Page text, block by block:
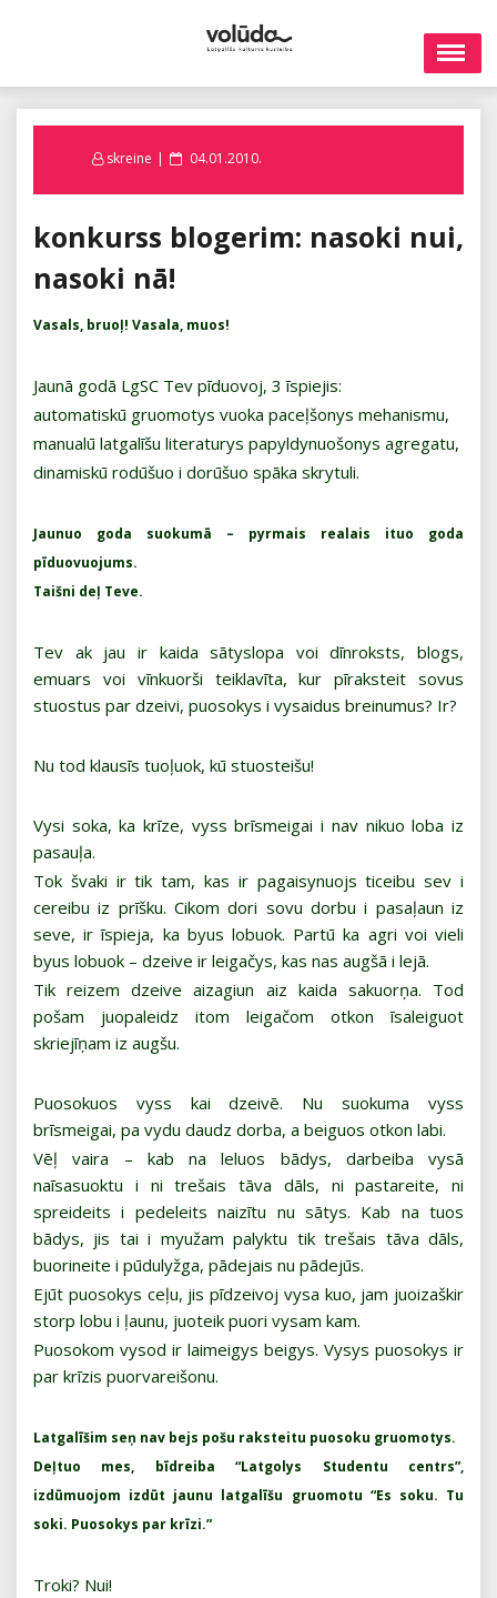
skreine
Posted
04.01.2010.
konkurss blogerim: nasoki nui,
nasoki nā!
Vasals, bruoļ! Vasala, muos!
Jaunā godā LgSC Tev pīduovoj, 3 īspiejis:
automatiskū gruomotys vuoka paceļšonys mehanismu,
manualū latgalīšu literaturys papyldynuošonys agregatu,
dinamiskū rodūšuo i dorūšuo spāka skrytuli.
Jaunuo goda suokumā – pyrmais realais ituo goda
pīduovuojums.
Taišni deļ Teve.
Tev ak jau ir kaida sātyslopa voi dīnroksts, blogs,
emuars voi vīnkuorši teiklavīta, kur pīraksteit sovus
stuostus par dzeivi, puosokys i vysaidus breinumus? Ir?
Nu tod klausīs tuoļuok, kū stuosteišu!
Vysi soka, ka krīze, vyss brīsmeigai i nav nikuo loba iz
pasauļa.
Tok švaki ir tik tam, kas ir pagaisynuojs ticeibu sev i
cereibu iz prīšku. Cikom dori sovu dorbu i pasaļaun iz
seve, ir īspieja, ka byus lobuok. Partū ka agri voi vieli
byus lobuok – dzeive ir leigačys, kas nas augšā i lejā.
Tik reizem dzeive aizagiun aiz kaida sakuorņa. Tod
pošam juopaleidz itom leigačom otkon īsaleiguot
skriejīņam iz augšu.
Puosokuos vyss kai dzeivē. Nu suokuma vyss
brīsmeigai, pa vydu daudz dorba, a beiguos otkon labi.
Vēļ vaira – kab na leluos bādys, darbeiba vysā
naīsasuoktu i ni trešais tāva dāls, ni pastareite, ni
spreideits i pedeleits naizītu nu sātys. Kab na tuos
bādys, jis tai i myužam palyktu tik trešais tāva dāls,
buorineite i pūdulyžga, pādejais nu pādejūs.
Ejūt puosokys ceļu, jis pīdzeivoj vysa kuo, jam juoizaškir
storp lobu i ļaunu, juoteik puori vysam kam.
Puosokom vysod ir laimeigys beigys. Vysys puosokys ir
par krīzis puorvareišonu.
Latgalīšim seņ nav bejs pošu raksteitu puosoku gruomotys.
Deļtuo mes, bīdreiba “Latgolys Studentu centrs”,
izdūmuojom izdūt jaunu latgalīšu gruomotu “Es soku. Tu
soki. Puosokys par krīzi.”
Troki? Nui!